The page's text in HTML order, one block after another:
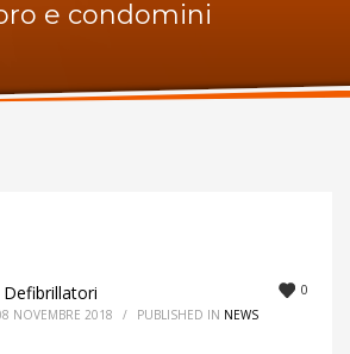
e condomini
0
Defibrillatori
NOVEMBRE 2018 / PUBLISHED IN NEWS